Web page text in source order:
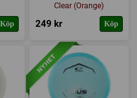
Köp
Clear (Orange)
249 kr Köp